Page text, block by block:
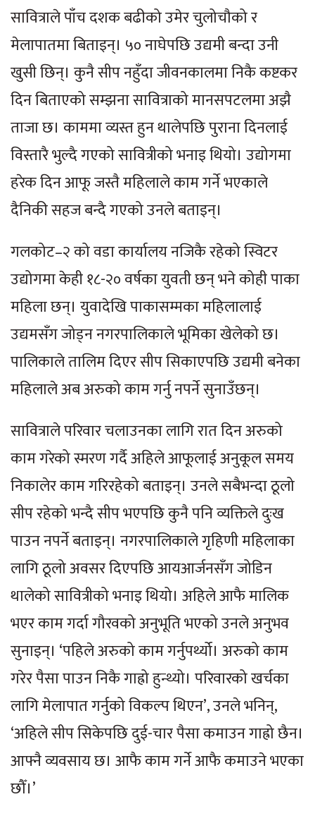
सावित्राले पाँच दशक बढीको उमेर चुलोचौको र
मेलापातमा बिताइन्। ५० नाघेपछि उद्यमी बन्दा उनी
खुसी छिन्। कुनै सीप नहुँदा जीवनकालमा निकै कष्टकर
दिन बिताएको सम्झना सावित्राको मानसपटलमा अझै
ताजा छ। काममा व्यस्त हुन थालेपछि पुराना दिनलाई
विस्तारै भुल्दै गएको सावित्रीको भनाइ थियो। उद्योगमा
हरेक दिन आफू जस्तै महिलाले काम गर्ने भएकाले
दैनिकी सहज बन्दै गएको उनले बताइन्।
गलकोट–२ को वडा कार्यालय नजिकै रहेको स्विटर
उद्योगमा केही १८-२० वर्षका युवती छन् भने कोही पाका
महिला छन्। युवादेखि पाकासम्मका महिलालाई
उद्यमसँग जोड्न नगरपालिकाले भूमिका खेलेको छ।
पालिकाले तालिम दिएर सीप सिकाएपछि उद्यमी बनेका
महिलाले अब अरुको काम गर्नु नपर्ने सुनाउँछन्।
सावित्राले परिवार चलाउनका लागि रात दिन अरुको
काम गरेको स्मरण गर्दै अहिले आफूलाई अनुकूल समय
निकालेर काम गरिरहेको बताइन्। उनले सबैभन्दा ठूलो
सीप रहेको भन्दै सीप भएपछि कुनै पनि व्यक्तिले दुःख
पाउन नपर्ने बताइन्। नगरपालिकाले गृहिणी महिलाका
लागि ठूलो अवसर दिएपछि आयआर्जनसँग जोडिन
थालेको सावित्रीको भनाइ थियो। अहिले आफै मालिक
भएर काम गर्दा गौरवको अनुभूति भएको उनले अनुभव
सुनाइन्। ‘पहिले अरुको काम गर्नुपर्थ्यो। अरुको काम
गरेर पैसा पाउन निकै गाह्रो हुन्थ्यो। परिवारको खर्चका
लागि मेलापात गर्नुको विकल्प थिएन’, उनले भनिन्,
‘अहिले सीप सिकेपछि दुई-चार पैसा कमाउन गाह्रो छैन।
आफ्नै व्यवसाय छ। आफै काम गर्ने आफै कमाउने भएका
छौँ।’